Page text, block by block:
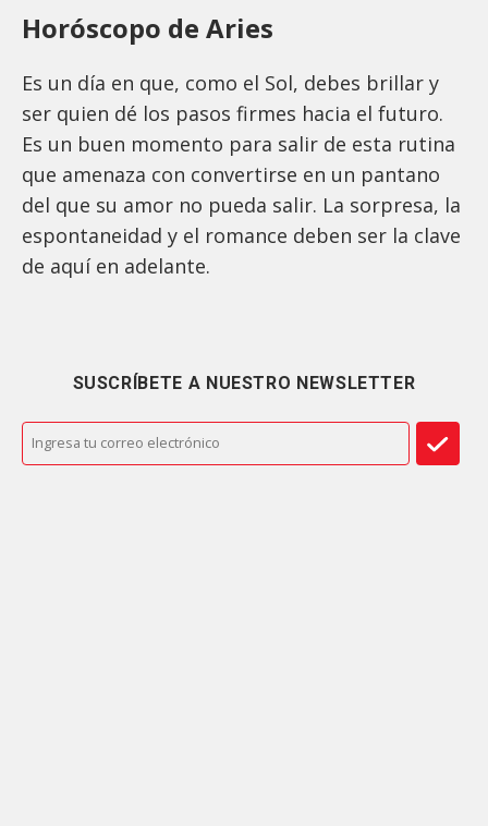
Horóscopo de Aries
Es un día en que, como el Sol, debes brillar y
ser quien dé los pasos firmes hacia el futuro.
Es un buen momento para salir de esta rutina
que amenaza con convertirse en un pantano
del que su amor no pueda salir. La sorpresa, la
espontaneidad y el romance deben ser la clave
de aquí en adelante.
SUSCRÍBETE A NUESTRO NEWSLETTER